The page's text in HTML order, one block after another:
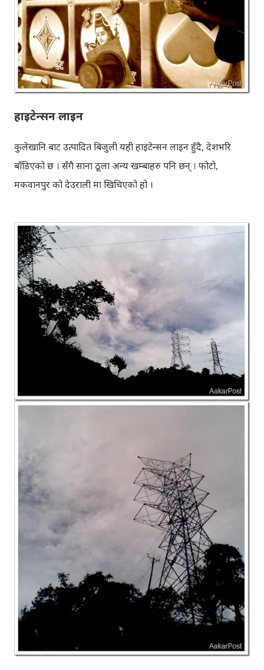
हाइटेन्सन लाइन
कुलेखानि बाट उत्पादित बिजुली यही हाइटेन्सन लाइन हुँदै, देशभरि
बाँडिएको छ । सँगै साना ठूला अन्य खम्बाहरु पनि छन् । फोटो,
मकवानपुर को देउराली मा खिचिएको हो ।